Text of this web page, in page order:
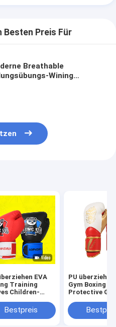
Besten Preis Für
Breathable
Wining
EVA
Training
Children-
mit
Bestpreis
PU überziehen
Gym Boxing
Protective
Breathable
Fachmann mit